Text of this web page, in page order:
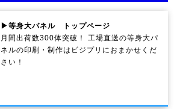
▶等身大パネル トップページ
月間出荷数300体突破！ 工場直送の等身大パ
ネルの印刷・制作は ビジプリ におまかせくだ
さい！